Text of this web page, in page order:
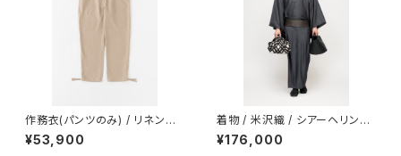
作務衣(パンツのみ) / リネンラ
ミー / からみ織 / BEIGE
¥53,900
着物 / 米沢織 / シアーヘリンボ
ーン / CHARCOAL（With tail
oring）
¥176,000